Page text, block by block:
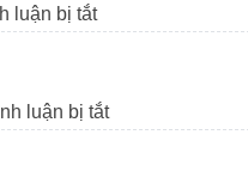
Ý
luận bị tắtở
Trồng
Trước
Nhà
luận bị tắtở
Cây